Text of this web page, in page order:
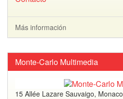
Más información
Monte-Carlo Multimedia
15 Allée Lazare Sauvaigo, Monaco